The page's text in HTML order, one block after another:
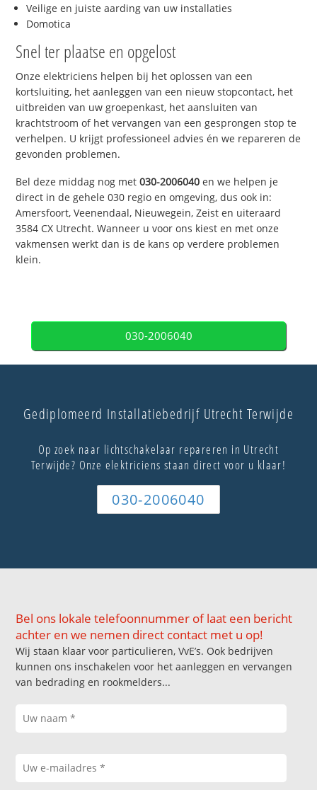
Veilige en juiste aarding van uw installaties
Domotica
Snel ter plaatse en opgelost
Onze elektriciens helpen bij het oplossen van een
kortsluiting, het aanleggen van een nieuw stopcontact, het
uitbreiden van uw groepenkast, het aansluiten van
krachtstroom of het vervangen van een gesprongen stop te
verhelpen. U krijgt professioneel advies én we repareren de
gevonden problemen.
Bel deze middag nog met030-2006040 en we helpen je
direct in de gehele 030 regio en omgeving, dus ook in:
Amersfoort, Veenendaal, Nieuwegein, Zeist en uiteraard
3584 CX Utrecht. Wanneer u voor ons kiest en met onze
vakmensen werkt dan is de kans op verdere problemen
klein.
030-2006040
Gediplomeerd Installatiebedrijf Utrecht Terwijde
Op zoek naar lichtschakelaar repareren in Utrecht
Terwijde? Onze elektriciens staan direct voor u klaar!
030-2006040
Bel ons lokale telefoonnummer of laat een bericht
achter en we nemen direct contact met u op!
Wij staan klaar voor particulieren, VvE’s. Ook bedrijven
kunnen ons inschakelen voor het aanleggen en vervangen
van bedrading en rookmelders...